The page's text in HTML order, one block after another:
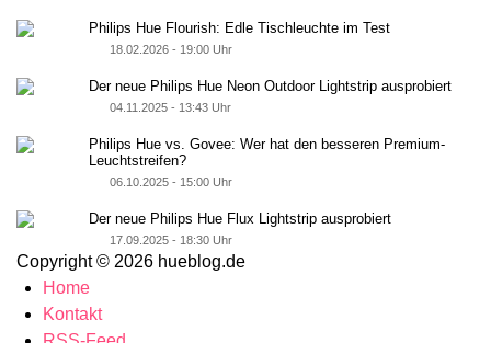
Philips Hue Flourish: Edle Tischleuchte im Test
18.02.2026 - 19:00 Uhr
Der neue Philips Hue Neon Outdoor Lightstrip ausprobiert
04.11.2025 - 13:43 Uhr
Philips Hue vs. Govee: Wer hat den besseren Premium-
Leuchtstreifen?
06.10.2025 - 15:00 Uhr
Der neue Philips Hue Flux Lightstrip ausprobiert
17.09.2025 - 18:30 Uhr
Copyright © 2026 hueblog.de
Home
Kontakt